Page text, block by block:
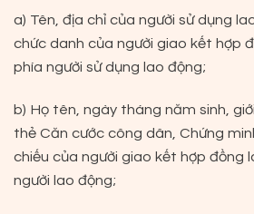
a) Tên, địa chỉ của người sử dụng
chức danh của người giao kết hợp
phía người sử dụng lao động;
b) Họ tên, ngày tháng năm sinh,
thẻ Căn cước công dân, Chứng
chiếu của người giao kết hợp đồng
người lao động;